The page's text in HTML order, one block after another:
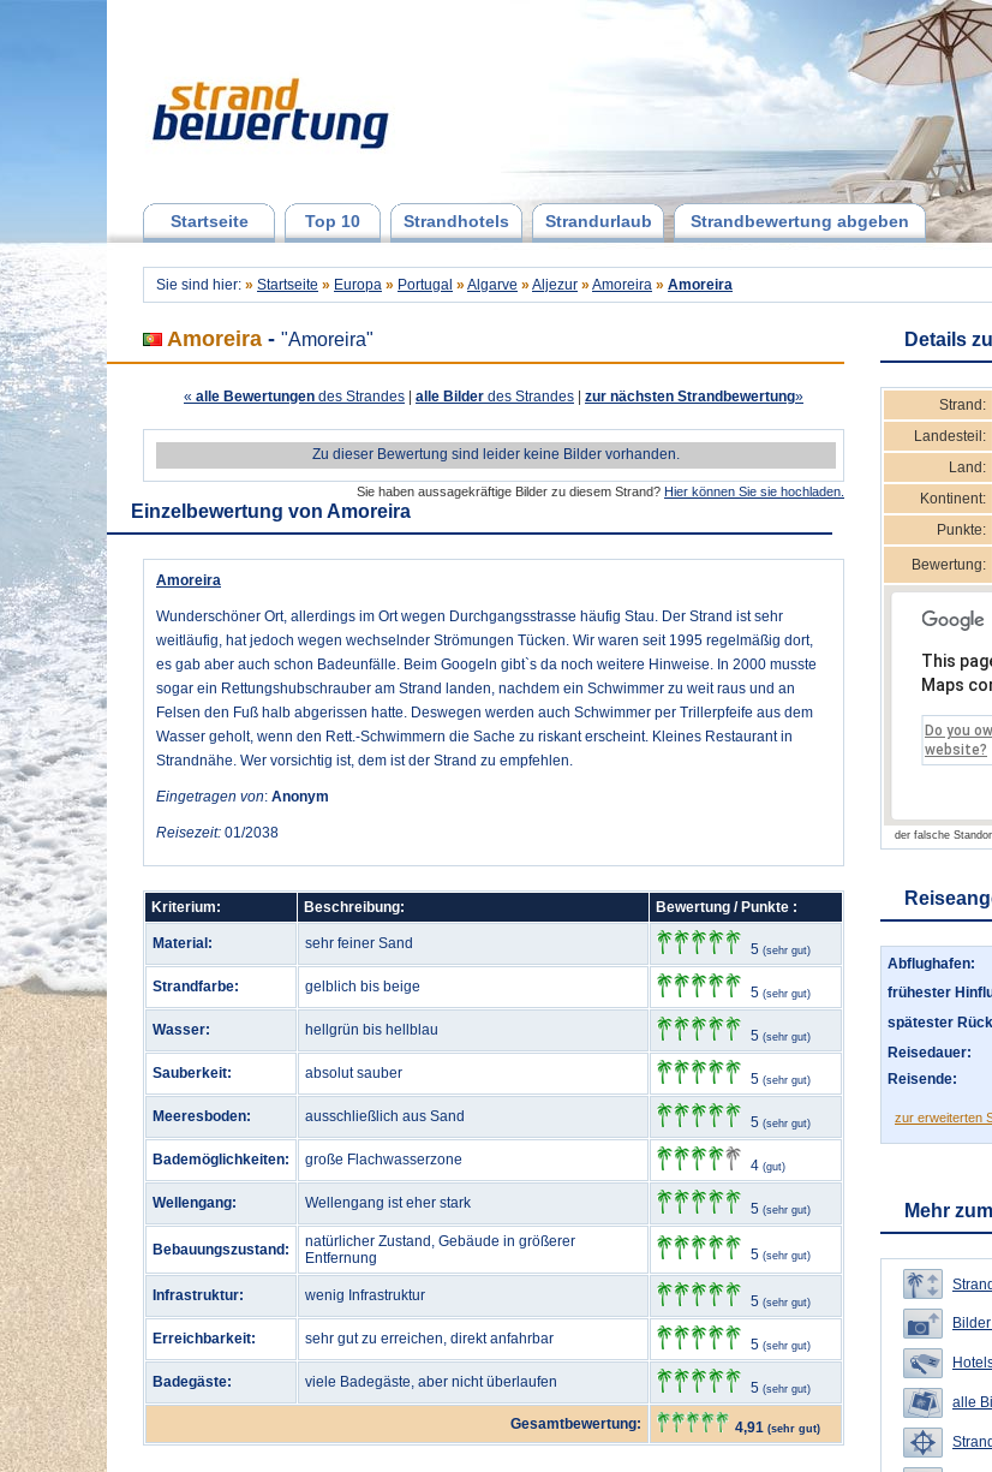
Startseite Top 10 Strandhotels Strandurlaub Strandbewertung abgeben
Sie sind hier: » Startseite » Europa » Portugal » Algarve » Aljezur » Amoreira » Amoreira
Amoreira - "Amoreira"
« alle Bewertungen des Strandes alle Bilder des Strandes zur nächsten Strandbewertung»
Zu dieser Bewertung sind leider keine Bilder vorhanden.
Sie haben aussagekräftige Bilder zu diesem Strand? Hier können Sie sie hochladen.
Einzelbewertung von Amoreira
Amoreira
Wunderschöner Ort, allerdings im Ort wegen Durchgangsstrasse häufig Stau. Der Strand ist sehr
weitläufig, hat jedoch wegen wechselnder Strömungen Tücken. Wir waren seit 1995 regelmäßig dort,
es gab aber auch schon Badeunfälle. Beim Googeln gibt`s da noch weitere Hinweise. In 2000 musste
sogar ein Rettungshubschrauber am Strand landen, nachdem ein Schwimmer zu weit raus und an
Felsen den Fuß halb abgerissen hatte. Deswegen werden auch Schwimmer per Trillerpfeife aus dem
Wasser geholt, wenn den Rett.-Schwimmern die Sache zu riskant erscheint. Kleines Restaurant in
Strandnähe. Wer vorsichtig ist, dem ist der Strand zu empfehlen.
Eingetragen von: Anonym
Reisezeit: 01/2038
Kriterium: Beschreibung: Bewertung / Punkte :
Material: sehr feiner Sand 5 (sehr gut)
Strandfarbe: gelblich bis beige 5 (sehr gut)
Wasser: hellgrün bis hellblau 5 (sehr gut)
Sauberkeit: absolut sauber 5 (sehr gut)
Meeresboden: ausschließlich aus Sand 5 (sehr gut)
Bademöglichkeiten: große Flachwasserzone 4 (gut)
Wellengang: Wellengang ist eher stark 5 (sehr gut)
Bebauungszustand:
natürlicher Zustand, Gebäude in größerer
Entfernung
5 (sehr gut)
Infrastruktur: wenig Infrastruktur 5 (sehr gut)
Erreichbarkeit: sehr gut zu erreichen, direkt anfahrbar 5 (sehr gut)
Badegäste: viele Badegäste, aber nicht überlaufen 5 (sehr gut)
Gesamtbewertung: 4,91 (sehr gut)
Details
Strand:
Landesteil:
Land:
Kontinent:
Punkte:
Bewertung:
This
Maps
Do you
website?
der falsche
Abflughafen:
frühester
spätester
Reisedauer:
Reisende:
zur erweiterten
Mehr
alle